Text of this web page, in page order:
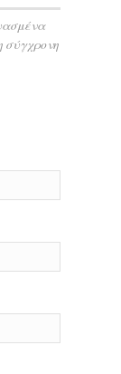
σύγχρονη